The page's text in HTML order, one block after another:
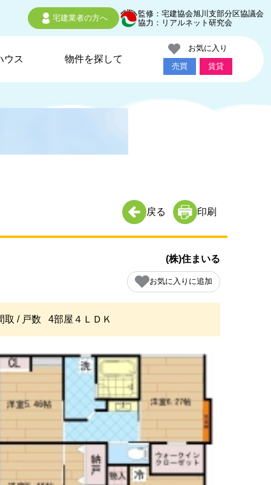
宅建業者の方へ
監修：宅建協会旭川支部分区協議会
協力：リアルネット研究会
ウス 物件を探して
お気に入り
売買
賃貸
戻る 印刷
(株)住まいる
お気に入りに追加
取 / 戸数 4部屋４ＬＤＫ